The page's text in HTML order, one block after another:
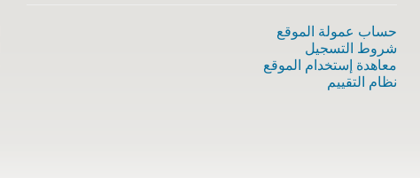
حساب عمولة الموقع
شروط التسجيل
معاهدة إستخدام الموقع
نظام التقييم